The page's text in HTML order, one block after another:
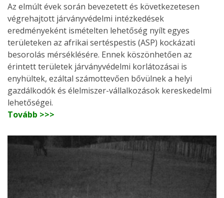
Az elmúlt évek során bevezetett és következetesen
végrehajtott járványvédelmi intézkedések
eredményeként ismételten lehetőség nyílt egyes
területeken az afrikai sertéspestis (ASP) kockázati
besorolás mérséklésére. Ennek köszönhetően az
érintett területek járványvédelmi korlátozásai is
enyhültek, ezáltal számottevően bővülnek a helyi
gazdálkodók és élelmiszer-vállalkozások kereskedelmi
lehetőségei.
Tovább >>>